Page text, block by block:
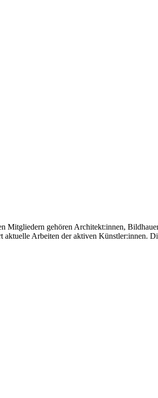
Mitgliedern gehören Architekt:innen,
Arbeiten der aktiven Künstler:innen.